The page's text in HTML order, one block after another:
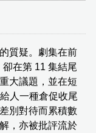
質疑。劇集在前
在第 11 集結尾
大議題，並在短
人一種倉促收尾
別對待而累積數
，亦被批評流於